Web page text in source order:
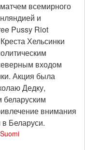
всемирного
и
Pussy Riot
Хельсинки
входом
Акция была
Дедку,
беларуским
внимания
Беларуси.
Suomi